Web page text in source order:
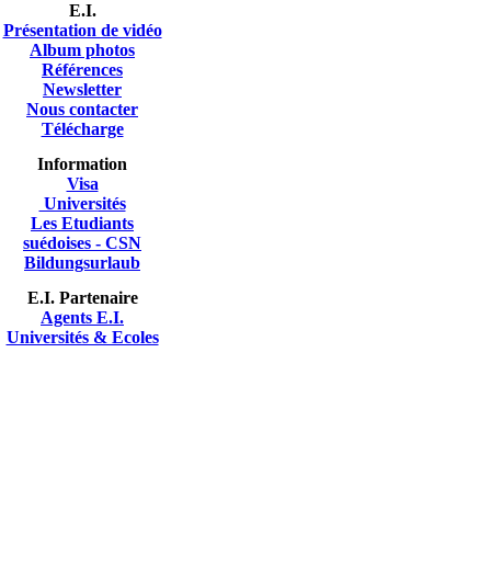
E.I.
Présentation de vidéo
Album photos
Références
Newsletter
Nous contacter
Télécharge
Information
Visa
Universités
Les Etudiants
suédoises - CSN
Bildungsurlaub
E.I. Partenaire
Agents E.I.
Universités & Ecoles